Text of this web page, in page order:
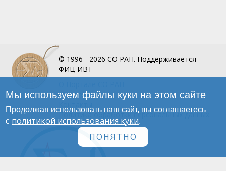
© 1996 - 2026 СО РАН. Поддерживается
ФИЦ ИВТ
Инфографика
Политика обработки персональных данных
Мы используем файлы куки на этом сайте
Продолжая использовать наш сайт, вы соглашаетесь
с политикой использования куки.
ПОНЯТНО